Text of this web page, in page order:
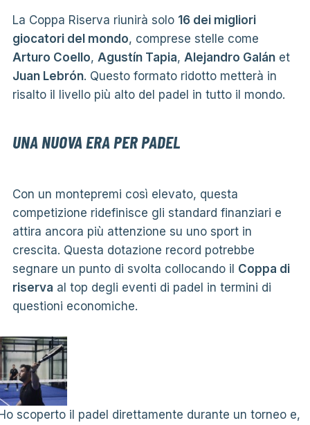
La Coppa Riserva riunirà solo 16 dei migliori
giocatori del mondo, comprese stelle come
Arturo Coello, Agustín Tapia, Alejandro Galánet
Juan Lebrón. Questo formato ridotto metterà in
risalto il livello più alto del padel in tutto il mondo.
UNA NUOVA ERA PER PADEL
Con un montepremi così elevato, questa
competizione ridefinisce gli standard finanziari e
attira ancora più attenzione su uno sport in
crescita. Questa dotazione record potrebbe
segnare un punto di svolta collocando il Coppa di
riserva al top degli eventi di padel in termini di
questioni economiche.
scoperto il padel direttamente durante un torneo e,